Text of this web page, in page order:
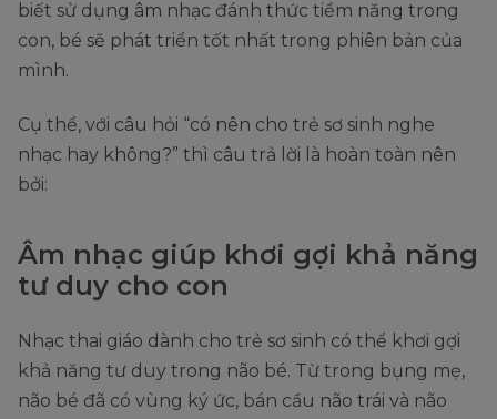
biết sử dụng âm nhạc đánh thức tiềm năng trong
con, bé sẽ phát triển tốt nhất trong phiên bản của
mình.
Cụ thể, với câu hỏi “có nên cho trẻ sơ sinh nghe
nhạc hay không?” thì câu trả lời là hoàn toàn nên
bởi:
Âm nhạc giúp khơi gợi khả năng
tư duy cho con
Nhạc thai giáo dành cho trẻ sơ sinh có thể khơi gợi
khả năng tư duy trong não bé. Từ trong bụng mẹ,
não bé đã có vùng ký ức, bán cầu não trái và não